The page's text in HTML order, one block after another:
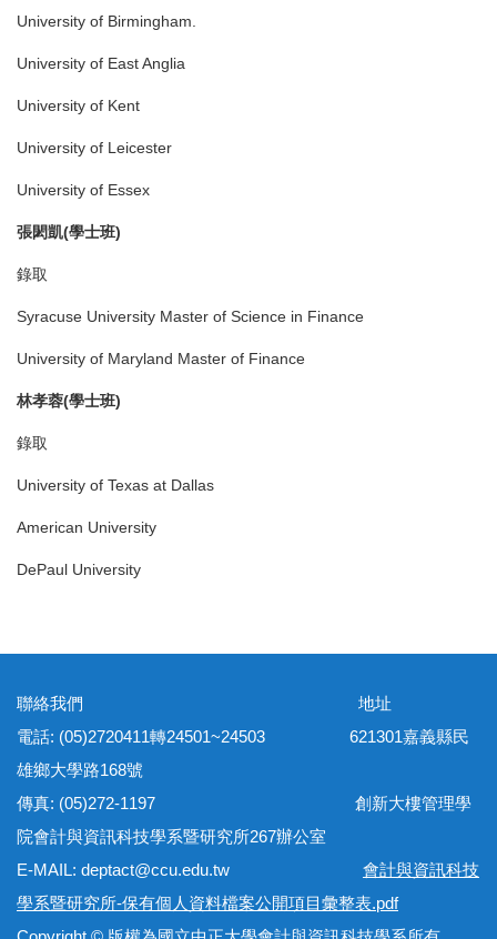
University of Birmingham.
University of East Anglia
University of Kent
University of Leicester
University of Essex
張閎凱(學士班)
錄取
Syracuse University Master of Science in Finance
University of Maryland Master of Finance
林孝蓉(學士班)
錄取
University of Texas at Dallas
American University
DePaul University
聯絡我們 地址
電話: (05)2720411轉24501~24503 621301嘉義縣民
雄鄉大學路168號
傳真: (05)272-1197 創新大樓管理學
院會計與資訊科技學系暨研究所267辦公室
E-MAIL: deptact@ccu.edu.tw 會計與資訊科技
學系暨研究所-保有個人資料檔案公開項目彙整表.pdf